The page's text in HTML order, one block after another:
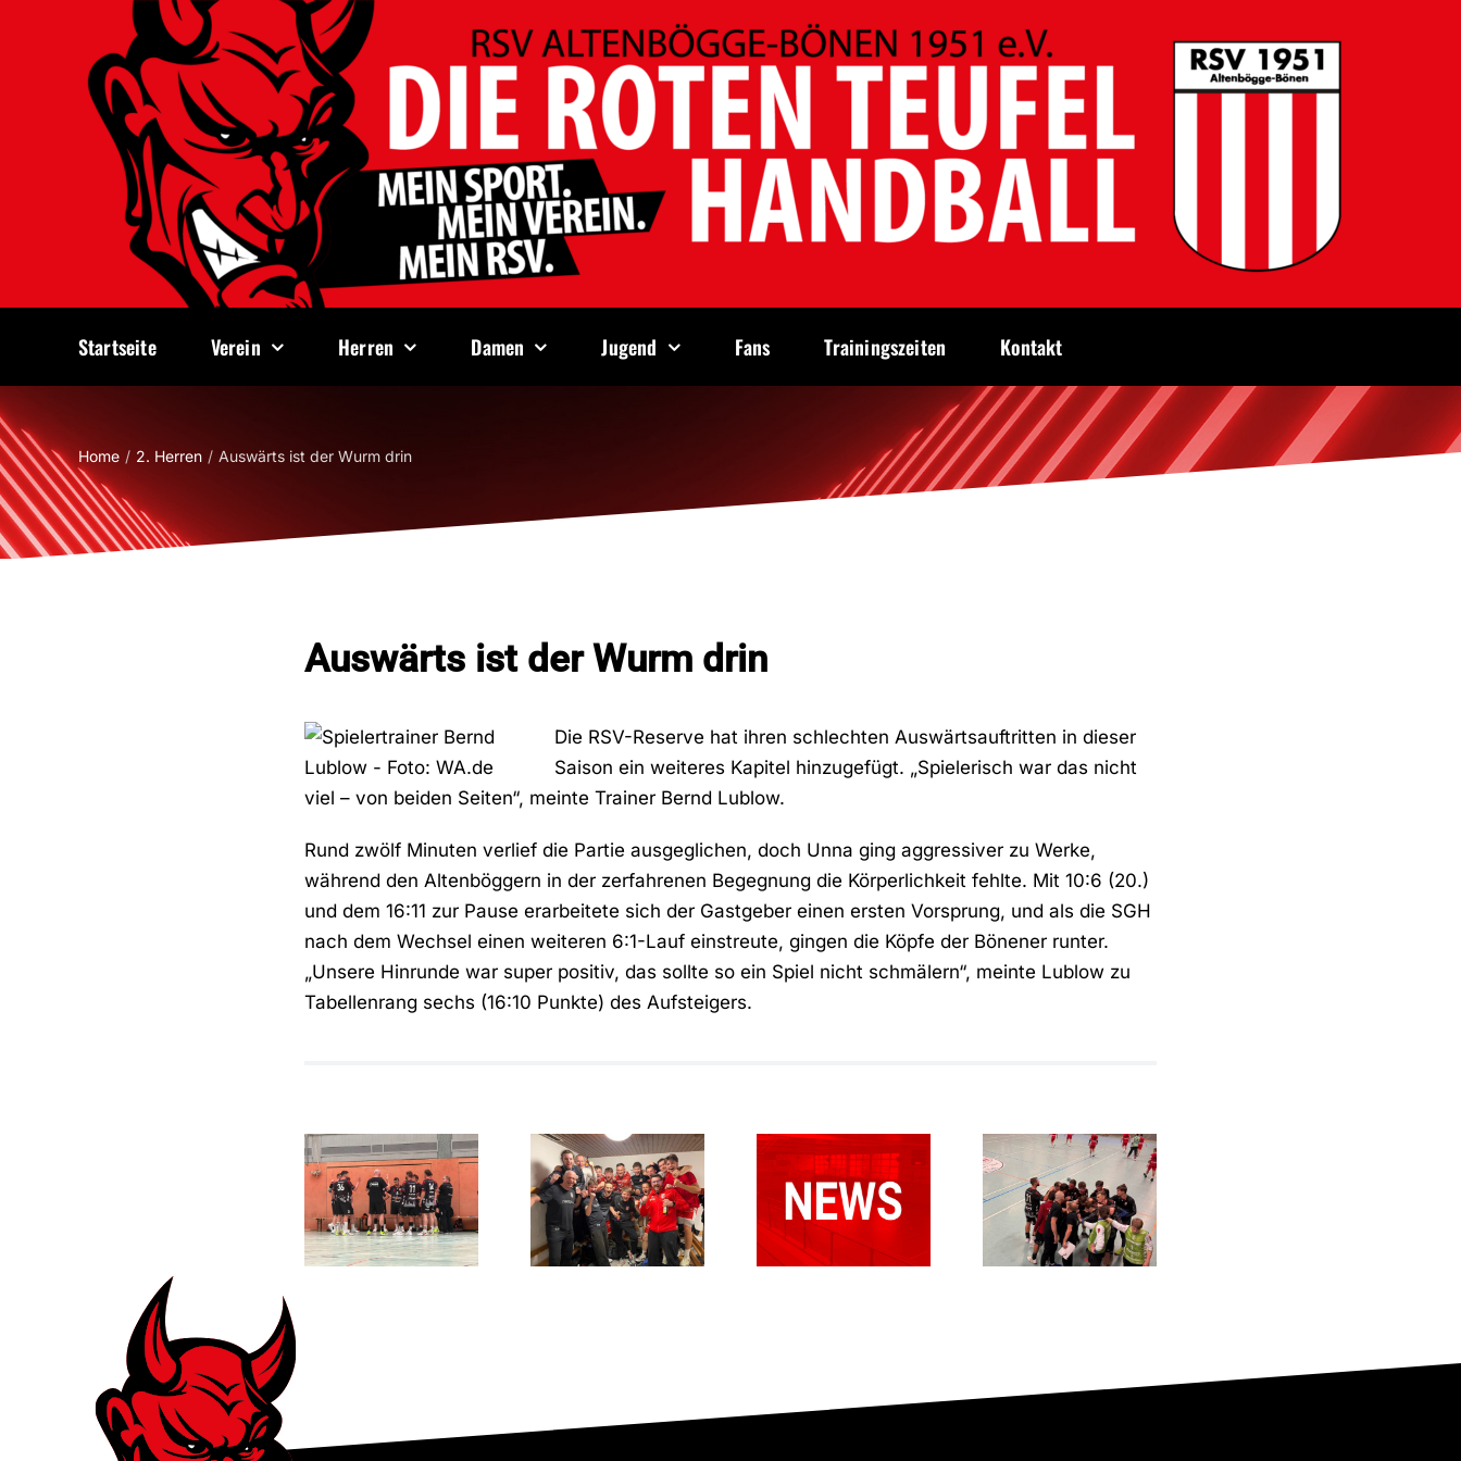
Startseite Verein Herren Damen Jugend Fans Trainingszeiten Kontakt
Home 2. Herren Auswärts ist der Wurm drin
Auswärts ist der Wurm drin
Die RSV-Reserve hat ihren schlechten Auswärtsauftritten in dieser
Saison ein weiteres Kapitel hinzugefügt. „Spielerisch war das nicht
viel – von beiden Seiten“, meinte Trainer Bernd Lublow.
Rund zwölf Minuten verlief die Partie ausgeglichen, doch Unna ging aggressiver zu Werke,
während den Altenböggern in der zerfahrenen Begegnung die Körperlichkeit fehlte. Mit 10:6 (20.)
und dem 16:11 zur Pause erarbeitete sich der Gastgeber einen ersten Vorsprung, und als die SGH
nach dem Wechsel einen weiteren 6:1-Lauf einstreute, gingen die Köpfe der Bönener runter.
„Unsere Hinrunde war super positiv, das sollte so ein Spiel nicht schmälern“, meinte Lublow zu
Tabellenrang sechs (16:10 Punkte) des Aufsteigers.
Gelungener
erster Test
gegen den
TV Brechten
II
Altenbögge-
Bönen II –
SGH Unna-
Massen II
34:30
bringt
Punktgewinn:
RSV
Altenbögge
erkämpft
Dolberg 2 –
RSV
Altenbögge-
Bönen 2 |
22:29